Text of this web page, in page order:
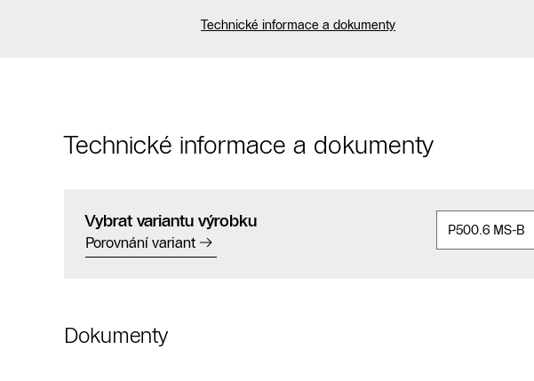
Technické informace a dokumenty
Technické informace a dokumenty
Vybrat variantu výrobku
Porovnání variant
Dokumenty